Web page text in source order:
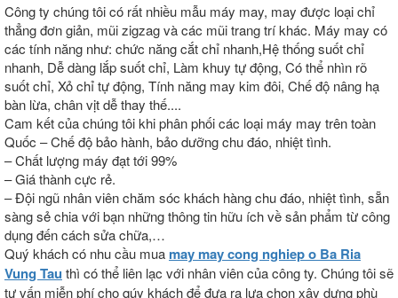
Công ty chúng tôi có rất nhiều mẫu máy may, may được loại chỉ
thẳng đơn giản, mũi zigzag và các mũi trang trí khác. Máy may có
các tính năng như: chức năng cắt chỉ nhanh,Hệ thống suốt chỉ
nhanh, Dễ dàng lắp suốt chỉ, Làm khuy tự động, Có thể nhìn rõ
suốt chỉ, Xỏ chỉ tự động, Tính năng may kim đôi, Chế độ nâng hạ
bàn lừa, chân vịt dễ thay thế....
Cam kết của chúng tôi khi phân phối các loại máy may trên toàn
Quốc – Chế độ bảo hành, bảo dưỡng chu đáo, nhiệt tình.
– Chất lượng máy đạt tới 99%
– Giá thành cực rẻ.
– Đội ngũ nhân viên chăm sóc khách hàng chu đáo, nhiệt tình, sẵn
sàng sẻ chia với bạn những thông tin hữu ích về sản phẩm từ công
dụng đến cách sửa chữa,…
Quý khách có nhu cầu mua may may cong nghiep o Ba Ria
Vung Tau thì có thể liên lạc với nhân viên của công ty. Chúng tôi sẽ
tư vấn miễn phí cho qúy khách để đưa ra lựa chọn xây dựng phù